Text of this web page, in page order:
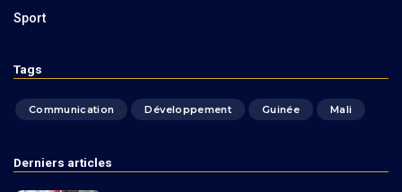
Sport
Tags
Communication Développement Guinée Mali
Derniers articles